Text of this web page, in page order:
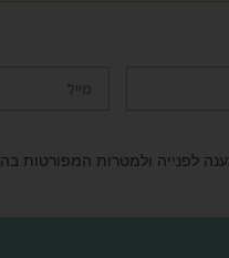
לפנייה ולמטרות המפורטות בה